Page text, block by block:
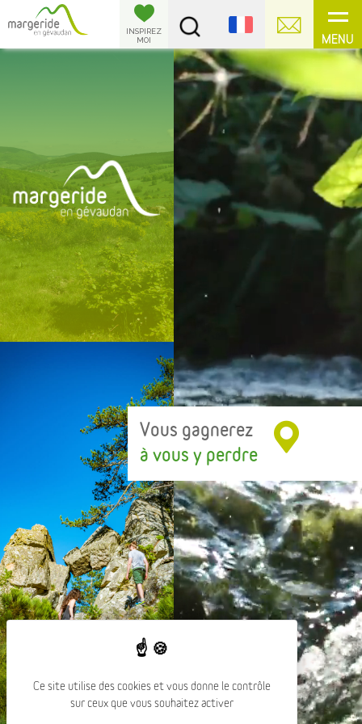
MENU
INSPIREZ
MOI
Vous gagnerez
à vous y perdre
Panneau de gestion des cookies
Ce site utilise des cookies et vous donne le contrôle
sur ceux que vous souhaitez activer